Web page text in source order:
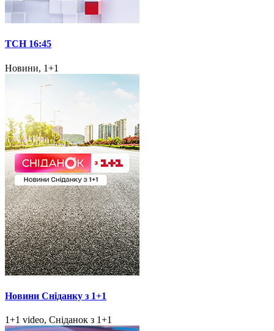
ТСН 16:45
Новини, 1+1
Новини Сніданку з 1+1
1+1 video, Сніданок з 1+1